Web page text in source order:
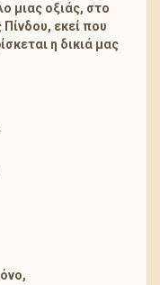
μιας οξιάς, στο
εκεί που
η δικιά μας